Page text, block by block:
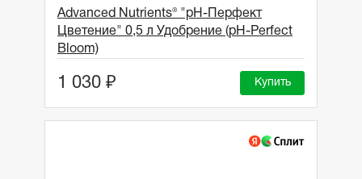
Advanced Nutrients® "рН-Перфект
Цветение" 0,5 л Удобрение (pH-Perfect
Bloom)
1 030 ₽ Купить